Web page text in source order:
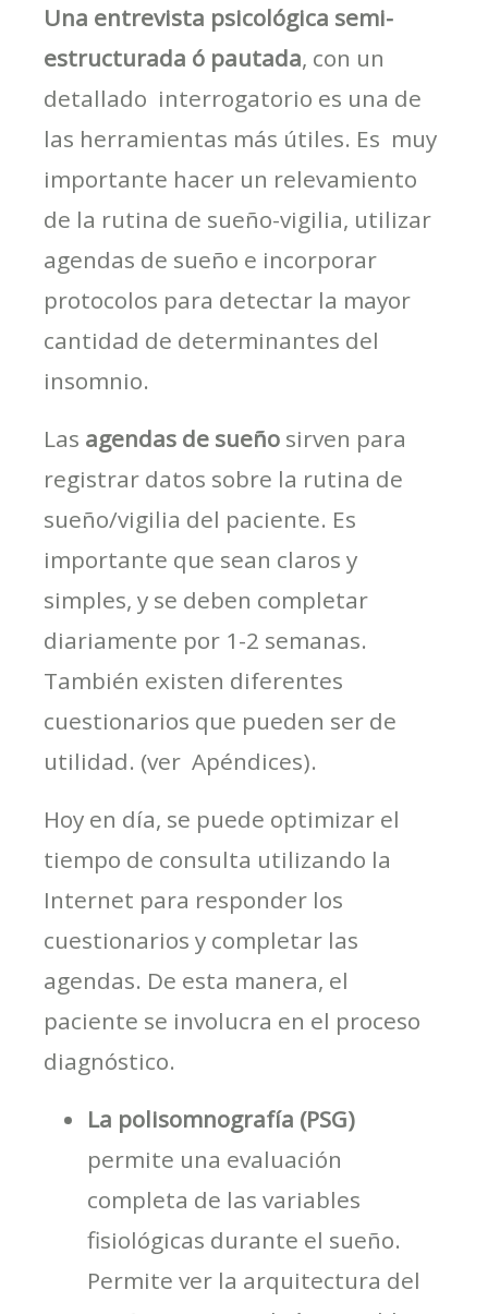
Una entrevista psicológica semi-
estructurada ó pautada, con un
detallado interrogatorio es una de
las herramientas más útiles. Es muy
importante hacer un relevamiento
de la rutina de sueño-vigilia, utilizar
agendas de sueño e incorporar
protocolos para detectar la mayor
cantidad de determinantes del
insomnio.
Las agendas de sueño sirven para
registrar datos sobre la rutina de
sueño/vigilia del paciente. Es
importante que sean claros y
simples, y se deben completar
diariamente por 1-2 semanas.
También existen diferentes
cuestionarios que pueden ser de
utilidad. (ver Apéndices).
Hoy en día, se puede optimizar el
tiempo de consulta utilizando la
Internet para responder los
cuestionarios y completar las
agendas. De esta manera, el
paciente se involucra en el proceso
diagnóstico.
La polisomnografía (PSG)
permite una evaluación
completa de las variables
fisiológicas durante el sueño.
Permite ver la arquitectura del